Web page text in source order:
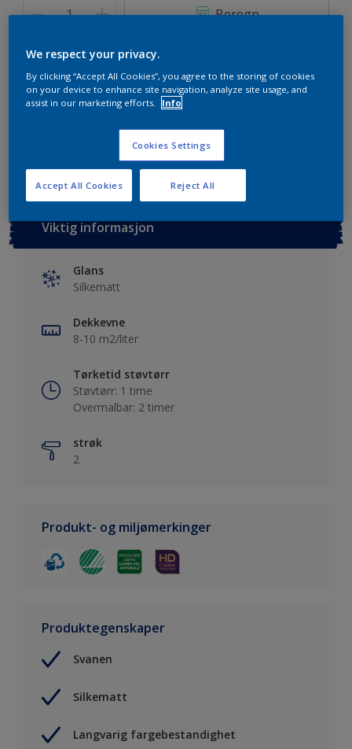
Beregn
Lagre i dine prosjekter Finn en forhandler
Viktig informasjon
Glans
Silkematt
Dekkevne
8-10 m2/liter
Tørketid støvtørr
Støvtørr: 1 time
Overmalbar: 2 timer
strøk
2
Produkt- og miljømerkinger
Produktegenskaper
Svanen
Silkematt
Langvarig fargebestandighet
We respect your privacy.
By clicking “Accept All Cookies”, you agree to the storing of cookies
on your device to enhance site navigation, analyze site usage, and
assist in our marketing efforts.
Info
Cookies Settings
Reject All
Accept All Cookies